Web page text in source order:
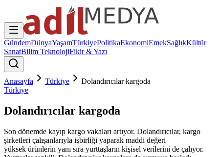
GündemDünyaYaşamTürkiyePolitikaEkonomiEmekSağlıkKültür
SanatBilim TeknolojiFikir & Yazı
Anasayfa Türkiye
Dolandırıcılar kargoda
Türkiye
Dolandırıcılar kargoda
Son dönemde kayıp kargo vakaları artıyor. Dolandırıcılar, kargo
şirketleri çalışanlarıyla işbirliği yaparak maddi değeri
yüksek ürünlerin yanı sıra yurttaşların kişisel verilerini de çalıyor.